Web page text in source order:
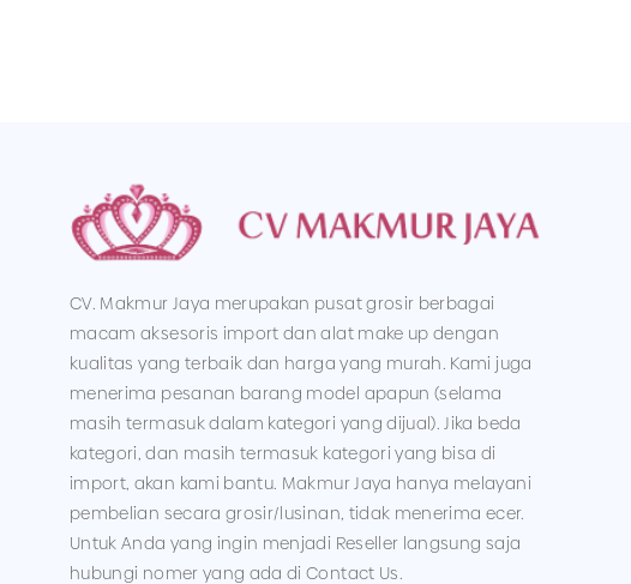
CV. Makmur Jaya merupakan pusat grosir berbagai
macam aksesoris import dan alat make up dengan
kualitas yang terbaik dan harga yang murah. Kami juga
menerima pesanan barang model apapun (selama
masih termasuk dalam kategori yang dijual). Jika beda
kategori, dan masih termasuk kategori yang bisa di
import, akan kami bantu. Makmur Jaya hanya melayani
pembelian secara grosir/lusinan, tidak menerima ecer.
Untuk Anda yang ingin menjadi Reseller langsung saja
hubungi nomer yang ada di Contact Us.